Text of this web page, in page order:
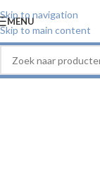
Skip to navigation
Skip to main content
MENU